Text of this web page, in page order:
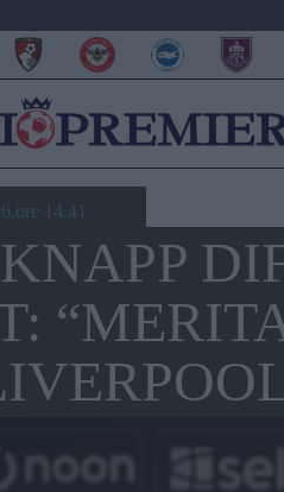
14.41